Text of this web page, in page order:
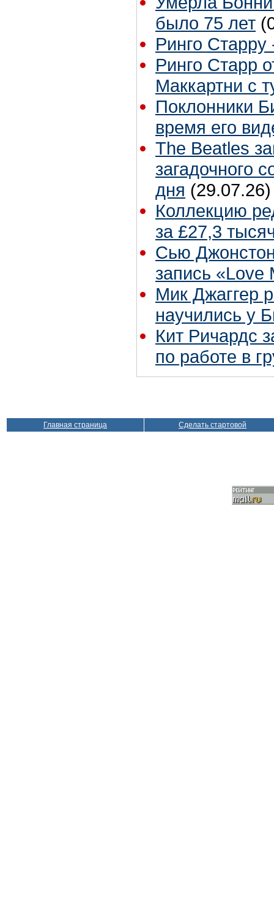
было 75 лет
Ринго Старру
Ринго Старр
Маккартни с
Поклонники
время его
The Beatles
загадочного
дня (29.07.26)
Коллекцию
за £27,3
Сью
запись «Love
Мик Джаггер
научились у
Кит Ричардс
по работе в
Главная страница Сделать стартовой